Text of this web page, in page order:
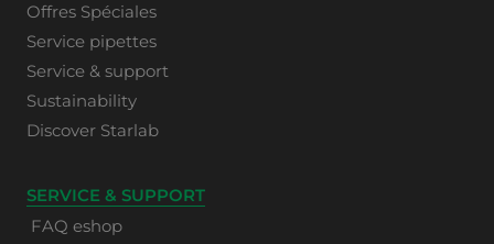
Offres Spéciales
Service pipettes
Service & support
Sustainability
Discover Starlab
SERVICE & SUPPORT
FAQ eshop